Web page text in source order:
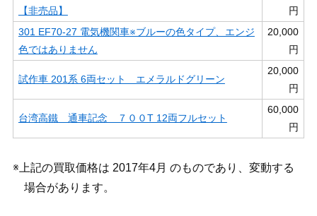
【非売品】
円
301 EF70-27 電気機関車※ブルーの色タイプ、エンジ
色ではありません
20,000
円
試作車 201系 6両セット エメラルドグリーン
20,000
円
台湾高鐵 通車記念 ７００T 12両フルセット
60,000
円
※上記の買取価格は 2017年4月 のものであり、変動する
場合があります。